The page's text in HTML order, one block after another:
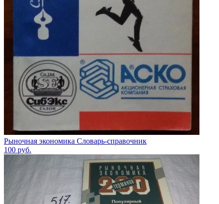
Рыночная экономика Словарь-справочник
100 руб.